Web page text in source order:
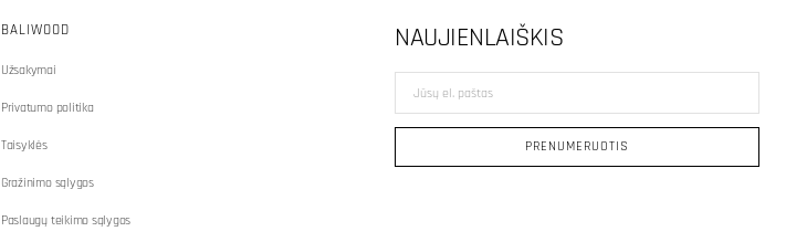
BALIWOOD
Užsakymai
Privatumo politika
Taisyklės
Gražinimo sąlygos
Paslaugų teikimo sąlygos
NAUJIENLAIŠKIS
Jūsų
el.
PRENUMERUOTIS